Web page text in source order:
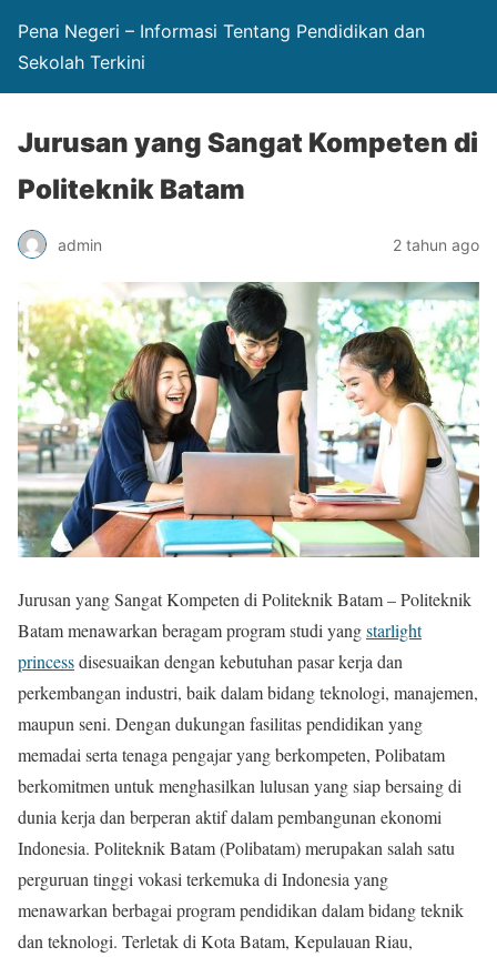
Pena Negeri – Informasi Tentang Pendidikan dan
Sekolah Terkini
Jurusan yang Sangat Kompeten di
Politeknik Batam
admin 2 tahun ago
Jurusan yang Sangat Kompeten di Politeknik Batam – Politeknik
Batam menawarkan beragam program studi yangstarlight
princessdisesuaikan dengan kebutuhan pasar kerja dan
perkembangan industri, baik dalam bidang teknologi, manajemen,
maupun seni. Dengan dukungan fasilitas pendidikan yang
memadai serta tenaga pengajar yang berkompeten, Polibatam
berkomitmen untuk menghasilkan lulusan yang siap bersaing di
dunia kerja dan berperan aktif dalam pembangunan ekonomi
Indonesia. Politeknik Batam (Polibatam) merupakan salah satu
perguruan tinggi vokasi terkemuka di Indonesia yang
menawarkan berbagai program pendidikan dalam bidang teknik
dan teknologi. Terletak di Kota Batam, Kepulauan Riau,